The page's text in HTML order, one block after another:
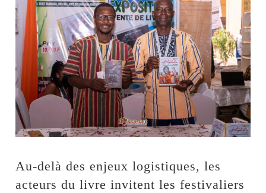
Au-delà des enjeux logistiques, les
acteurs du livre invitent les festivaliers